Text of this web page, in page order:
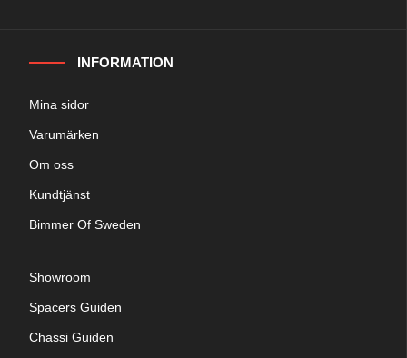
INFORMATION
Mina sidor
Varumärken
Om oss
Kundtjänst
Bimmer Of Sweden
Showroom
Spacers Guiden
Chassi Guiden